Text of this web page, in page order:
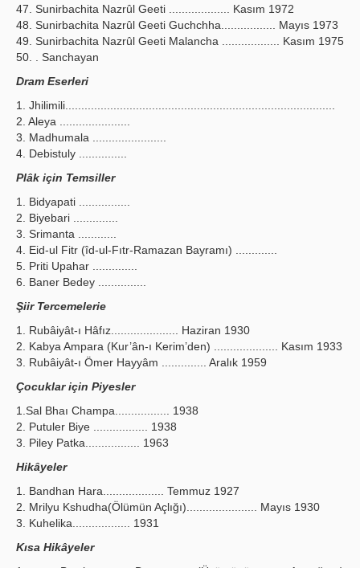
47. Sunirbachita Nazrûl Geeti ................... Kasım 1972
48. Sunirbachita Nazrûl Geeti Guchchha................. Mayıs 1973
49. Sunirbachita Nazrûl Geeti Malancha .................. Kasım 1975
50. . Sanchayan
Dram Eserleri
1. Jhilimili....................................................................................
2. Aleya ......................
3. Madhumala .......................
4. Debistuly ...............
Plâk için Temsiller
1. Bidyapati ................
2. Biyebari ..............
3. Srimanta ............
4. Eid-ul Fitr (îd-ul-Fıtr-Ramazan Bayramı) .............
5. Priti Upahar ..............
6. Baner Bedey ...............
Şiir Tercemelerie
1. Rubâiyât-ı Hâfız..................... Haziran 1930
2. Kabya Ampara (Kur’ân-ı Kerim’den) .................... Kasım 1933
3. Rubâiyât-ı Ömer Hayyâm .............. Aralık 1959
Çocuklar için Piyesler
1.Sal Bhaı Champa................. 1938
2. Putuler Biye ................. 1938
3. Piley Patka................. 1963
Hikâyeler
1. Bandhan Hara................... Temmuz 1927
2. Mrilyu Kshudha(Ölümün Açlığı)...................... Mayıs 1930
3. Kuhelika.................. 1931
Kısa Hikâyeler